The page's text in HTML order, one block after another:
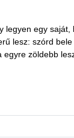
legyen egy saját,
lesz: szórd
egyre zöldebb